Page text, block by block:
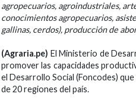
agropecuarios, agroindustriales,
conocimientos agropecuarios,
gallinas, cerdos), producción de
(Agraria.pe) El Ministerio de
promover las capacidades
el Desarrollo Social (Foncodes)
de 20 regiones del país.